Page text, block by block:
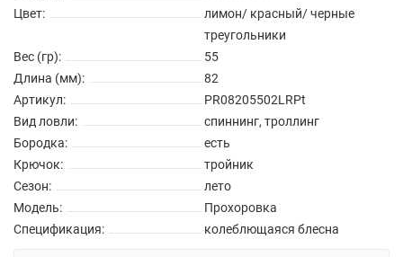
Цвет:
лимон/ красный/ черные
треугольники
Вес (гр):
55
Длина (мм):
82
Артикул:
PR08205502LRPt
Вид ловли:
спиннинг, троллинг
Бородка:
есть
Крючок:
тройник
Сезон:
лето
Модель:
Прохоровка
Спецификация:
колеблющаяся блесна